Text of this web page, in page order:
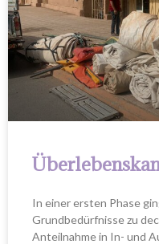
In einer ersten Phase
Grundbedürfnisse zu
Anteilnahme in In- und